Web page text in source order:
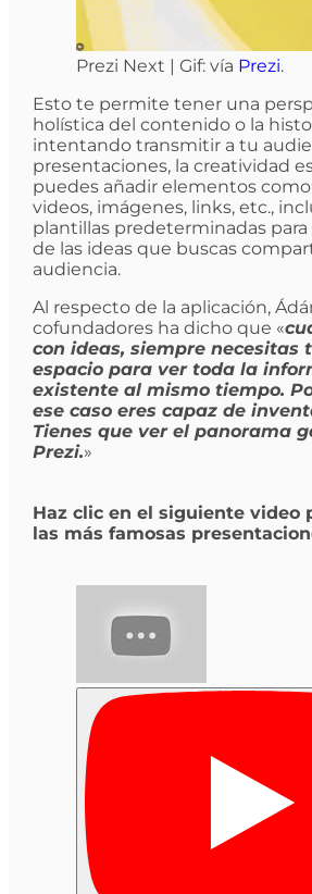
Prezi Next | Gif: vía Prezi.
Esto te permite tener una
holística del contenido o la
intentando transmitir a tu
presentaciones, la creatividad
puedes añadir elementos
videos, imágenes, links, etc.,
plantillas predeterminadas
de las ideas que buscas
audiencia.
Al respecto de la aplicación,
cofundadores ha dicho que «
con ideas, siempre necesitas
espacio para ver toda la
existente al mismo tiempo.
ese caso eres capaz de
Tienes que ver el panorama
Prezi.»
Haz clic en el siguiente video
las más famosas